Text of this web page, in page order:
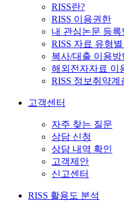
RISS란?
RISS 이용권한
내 관심논문 등록
RISS 자료 유형
복사/대출 이용방
해외전자자료 이
RISS 정보취약
고객센터
자주 찾는 질문
상담 신청
상담 내역 확인
고객제안
신고센터
RISS 활용도 분석